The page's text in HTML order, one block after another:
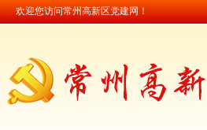
欢迎您访问常州高新区党建网！